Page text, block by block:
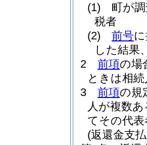
(1)
町が
税者
(2)
前号
した結果
2
前項の場
ときは相
3
前項の規
人が複数
てその代
(返還金支